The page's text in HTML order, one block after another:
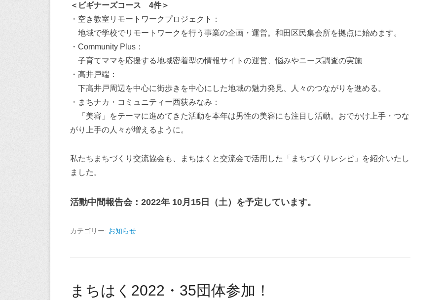
＜ビギナーズコース 4件＞
・空き教室リモートワークプロジェクト：
地域で学校でリモートワークを行う事業の企画・運営。和田区民集会所を拠点に始めます。
・Community Plus：
子育てママを応援する地域密着型の情報サイトの運営、悩みやニーズ調査の実施
・高井戸端：
下高井戸周辺を中心に街歩きを中心にした地域の魅力発見、人々のつながりを進める。
・まちナカ・コミュニティー西荻みなみ：
「美容」をテーマに進めてきた活動を本年は男性の美容にも注目し活動。おでかけ上手・つな
がり上手の人々が増えるように。
私たちまちづくり交流協会も、まちはくと交流会で活用した「まちづくりレシピ」を紹介いたし
ました。
活動中間報告会：2022年 10月15日（土）を予定しています。
カテゴリー: お知らせ
まちはく2022・35団体参加！